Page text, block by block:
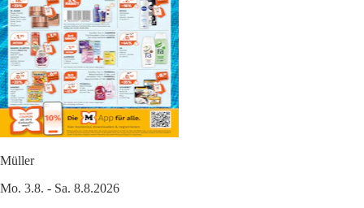
Müller
Mo. 3.8. - Sa. 8.8.2026